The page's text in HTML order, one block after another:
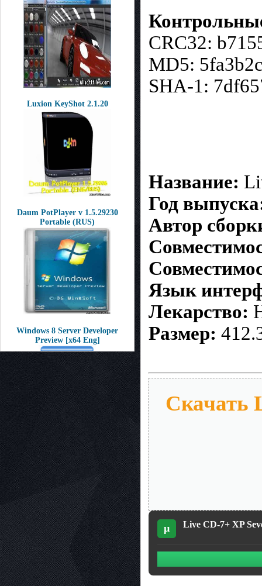
Luxion KeyShot 2.1.20
Daum PotPlayer v 1.5.29230
Portable (RUS)
Windows 8 Server Developer
Preview [x64 Eng]
CRC32:
MD5:
SHA-1:
Название:
Год
Автор
Язык
Лекарство:
Размер:
Скачать
µ Live CD-7+ XP